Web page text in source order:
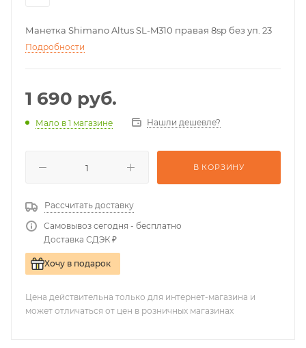
Манетка Shimano Altus SL-M310 правая 8sp без уп. 23
Подробности
1 690 руб.
Мало в 1 магазине Нашли дешевле?
В КОРЗИНУ
Рассчитать доставку
Самовывоз сегодня - бесплатно
Доставка СДЭК ₽
Хочу в подарок
Цена действительна только для интернет-магазина и
может отличаться от цен в розничных магазинах